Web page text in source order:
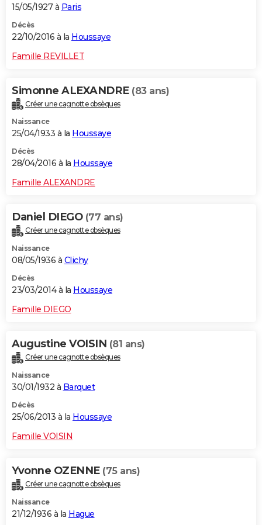
15/05/1927 à Paris
Décès
22/10/2016 à la Houssaye
Famille REVILLET
Simonne ALEXANDRE (83 ans)
Créer une cagnotte obsèques
Naissance
25/04/1933 à la Houssaye
Décès
28/04/2016 à la Houssaye
Famille ALEXANDRE
Daniel DIEGO (77 ans)
Créer une cagnotte obsèques
Naissance
08/05/1936 à Clichy
Décès
23/03/2014 à la Houssaye
Famille DIEGO
Augustine VOISIN (81 ans)
Créer une cagnotte obsèques
Naissance
30/01/1932 à Barquet
Décès
25/06/2013 à la Houssaye
Famille VOISIN
Yvonne OZENNE (75 ans)
Créer une cagnotte obsèques
Naissance
21/12/1936 à la Hague